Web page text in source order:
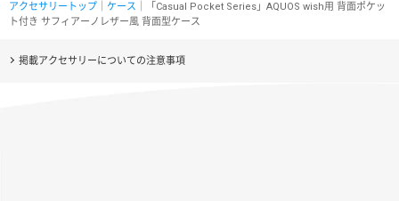
アクセサリートップ ケース ｜「Casual Pocket Series」AQUOS wish用 背面ポケッ
ト付き サフィアーノレザー風 背面型ケース
掲載アクセサリーについての注意事項